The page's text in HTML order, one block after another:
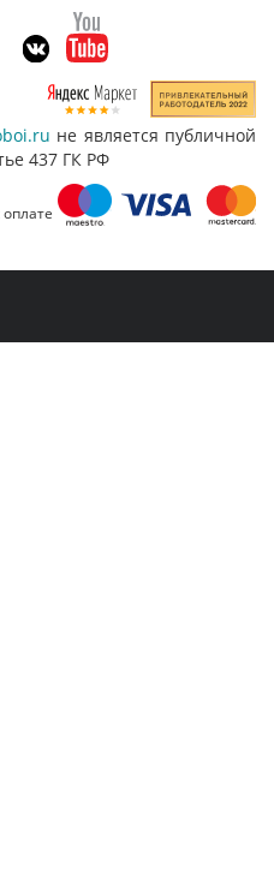
не является публичной
437 ГК РФ